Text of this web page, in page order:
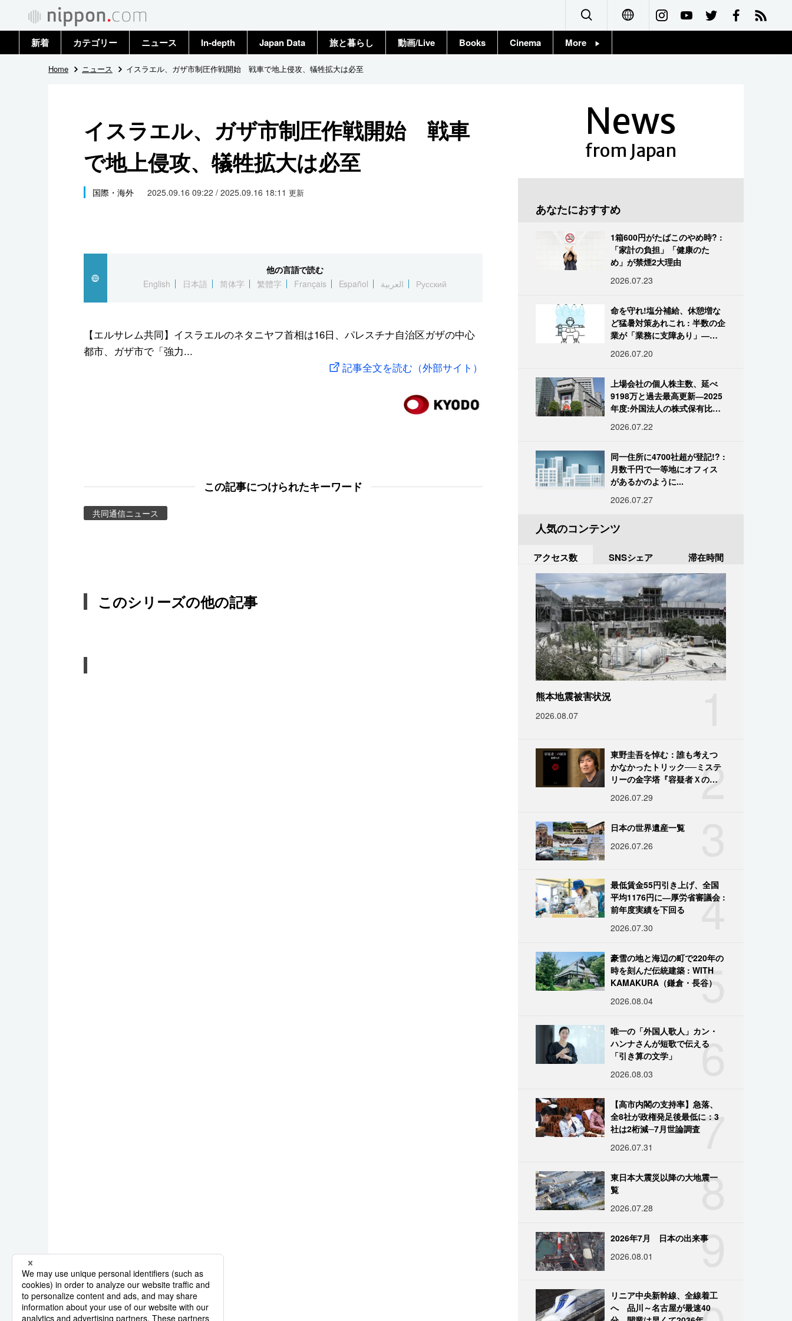
Français
新着 カテゴリー
政治・外交
国際
社会
文化
スポーツ・東京2020
ニュース
トップ
In-depth Japan Data 旅と暮らし 動画/Live Books Cinema More
Home ニュース イスラエル、ガザ市制圧作戦開始 戦車で地上侵攻、犠牲拡大は必至
イスラエル、ガザ市制圧作戦開始 戦車
で地上侵攻、犠牲拡大は必至
国際・海外 2025.09.16 09:22 / 2025.09.16 18:11 更新
他の言語で読む
English
日本語 简体字 繁體字 Français Español العربية Русский
【エルサレム共同】イスラエルのネタニヤフ首相は16日、パレスチナ自治区ガザの中心
都市、ガザ市で「強力...
記事全文を読む（外部サイト）
この記事につけられたキーワード
共同通信ニュース
このシリーズの他の記事
News
from Japan
あなたにおすすめ
1箱600円がたばこのやめ時? :
「家計の負担」「健康のた
め」が禁煙2大理由
2026.07.23
命を守れ!塩分補給、休憩増な
ど猛暑対策あれこれ : 半数の企
業が「業務に支障あり」―帝
2026.07.20
上場会社の個人株主数、延べ
9198万と過去最高更新―2025
年度:外国法人の株式保有比率
2026.07.22
同一住所に4700社超が登記!? :
月数千円で一等地にオフィス
があるかのように...
2026.07.27
人気のコンテンツ
アクセス数 SNSシェア 滞在時間
熊本地震被害状況
2026.08.07
2
東野圭吾を悼む：誰も考えつ
かなかったトリック──ミステ
リーの金字塔『容疑者Ｘの献
2026.07.29
日本の世界遺産一覧
2026.07.26
4
最低賃金55円引き上げ、全国
平均1176円に―厚労省審議会 :
前年度実績を下回る
2026.07.30
5
豪雪の地と海辺の町で220年の
時を刻んだ伝統建築 : WITH
KAMAKURA（鎌倉・長谷）
2026.08.04
6
唯一の「外国人歌人」カン・
ハンナさんが短歌で伝える
「引き算の文学」
2026.08.03
7
【高市内閣の支持率】急落、
全8社が政権発足後最低に：3
社は2桁減─7月世論調査
2026.07.31
8
東日本大震災以降の大地震一
覧
2026.07.28
9
2026年7月 日本の出来事
2026.08.01
リニア中央新幹線、全線着工
へ 品川～名古屋が最速40